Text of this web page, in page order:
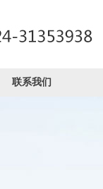
联系我们